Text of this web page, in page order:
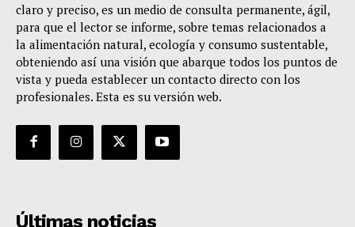
claro y preciso, es un medio de consulta permanente, ágil,
para que el lector se informe, sobre temas relacionados a
la alimentación natural, ecología y consumo sustentable,
obteniendo así una visión que abarque todos los puntos de
vista y pueda establecer un contacto directo con los
profesionales. Esta es su versión web.
Últimas noticias